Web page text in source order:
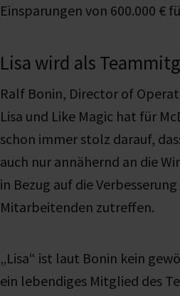
Einsparungen von 600.000 €
Lisa wird als
Ralf Bonin, Director of
Lisa und Like Magic hat für
schon immer stolz darauf,
auch nur annähernd an die
in Bezug auf die
Mitarbeitenden zutreffen.
„Lisa“ ist laut Bonin kein
ein lebendiges Mitglied des